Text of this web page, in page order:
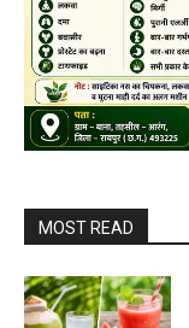
MOST READ